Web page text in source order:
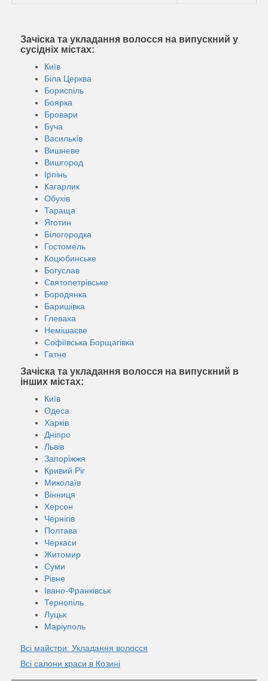
Зачіска та укладання волосся на випускний у
сусідніх містах:
Київ
Біла Церква
Бориспіль
Боярка
Бровари
Буча
Василькíв
Вишневе
Вишгород
Ірпінь
Кагарлик
Обухів
Тараща
Яготин
Білогородка
Гостомель
Коцюбинське
Богуслав
Святопетрівське
Бородянка
Баришівка
Глеваха
Немішаєве
Софіївська Борщагівка
Гатне
Зачіска та укладання волосся на випускний в
інших містах:
Київ
Одеса
Харків
Дніпро
Львів
Запоріжжя
Кривий Ріг
Миколаїв
Вінниця
Херсон
Чернігів
Полтава
Черкаси
Житомир
Суми
Рівне
Івано-Франківськ
Тернопіль
Луцьк
Маріуполь
Всі майстри: Укладання волосся
Всі салони краси в Козині